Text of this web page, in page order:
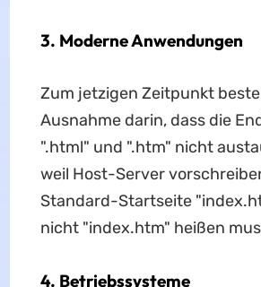
3. Moderne Anwendungen
Zum jetzigen Zeitpunkt
Ausnahme darin, dass die
".html" und ".htm" nicht
weil Host-Server
Standard-Startseite
nicht "index.htm" heißen
4. Betriebssysteme